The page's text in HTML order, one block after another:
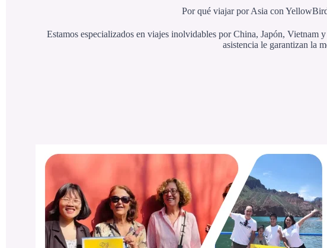
Por qué viajar por Asia con
Estamos especializados en viajes inolvidables por China, Japón, Vietnam
asistencia le garantizan la